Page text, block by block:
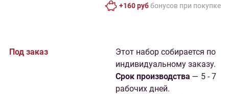
+160 руббонусов при покупке
Под заказ
Этот набор собирается по
индивидуальному заказу.
Cрок производства — 5 - 7
рабочих дней.